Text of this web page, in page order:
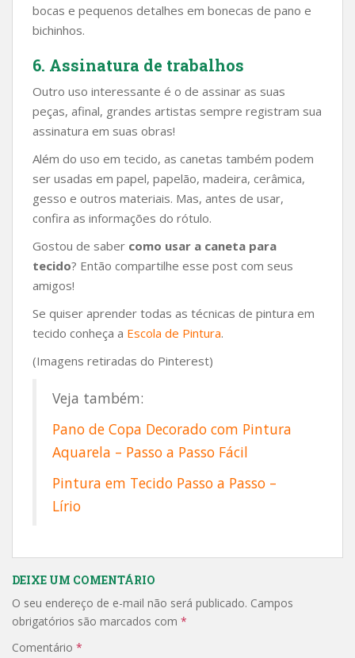
bocas e pequenos detalhes em bonecas de pano e
bichinhos.
6. Assinatura de trabalhos
Outro uso interessante é o de assinar as suas
peças, afinal, grandes artistas sempre registram sua
assinatura em suas obras!
Além do uso em tecido, as canetas também podem
ser usadas em papel, papelão, madeira, cerâmica,
gesso e outros materiais. Mas, antes de usar,
confira as informações do rótulo.
Gostou de saber como usar a caneta para
tecido? Então compartilhe esse post com seus
amigos!
Se quiser aprender todas as técnicas de pintura em
tecido conheça a Escola de Pintura.
(Imagens retiradas do Pinterest)
Veja também:
Pano de Copa Decorado com Pintura
Aquarela – Passo a Passo Fácil
Pintura em Tecido Passo a Passo –
Lírio
DEIXE UM COMENTÁRIO
O seu endereço de e-mail não será publicado. Campos
obrigatórios são marcados com *
Comentário *